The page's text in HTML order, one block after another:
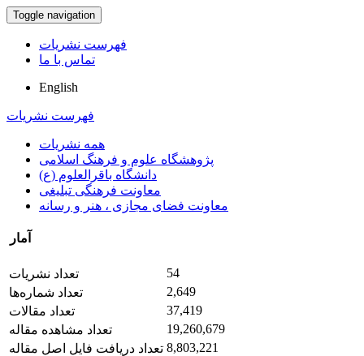
Toggle navigation
فهرست نشریات
تماس با ما
English
فهرست نشریات
همه نشریات
پژوهشگاه علوم و فرهنگ اسلامی
دانشگاه باقرالعلوم (ع)
معاونت فرهنگی تبلیغی
معاونت فضای مجازی ، هنر و رسانه
آمار
تعداد نشریات
54
تعداد شماره‌ها
2,649
تعداد مقالات
37,419
تعداد مشاهده مقاله
19,260,679
تعداد دریافت فایل اصل مقاله 8,803,221